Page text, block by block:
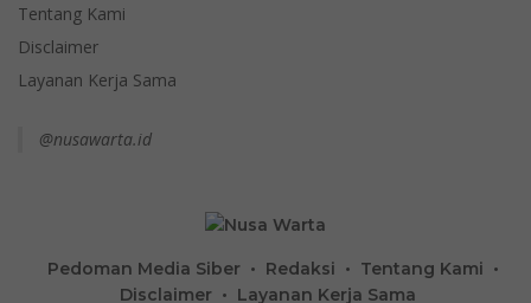
Tentang Kami
Disclaimer
Layanan Kerja Sama
@nusawarta.id
Pedoman Media Siber Redaksi
Tentang Kami
Disclaimer
Layanan Kerja Sama